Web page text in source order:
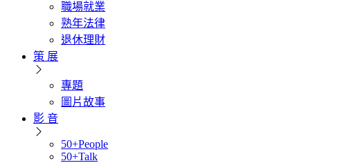
職場就業
熟年法律
退休理財
策 展
專題
圖片故事
影 音
50+People
50+Talk